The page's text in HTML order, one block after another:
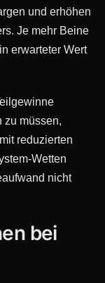
und erhöhen
Je mehr Beine
erwarteter Wert
zu müssen,
reduzierten
Wetten
nicht
bei